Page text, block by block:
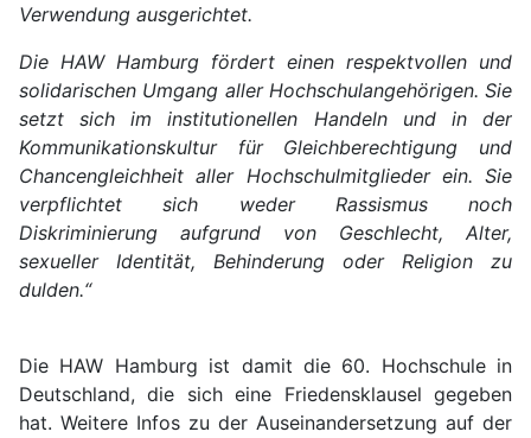
Verwendung ausgerichtet.
Die HAW Hamburg fördert einen respektvollen und
solidarischen Umgang aller Hochschulangehörigen. Sie
setzt sich im institutionellen Handeln und in der
Kommunikationskultur für Gleichberechtigung und
Chancengleichheit aller Hochschulmitglieder ein. Sie
verpflichtet sich weder Rassismus noch
Diskriminierung aufgrund von Geschlecht, Alter,
sexueller Identität, Behinderung oder Religion zu
dulden.“
Die HAW Hamburg ist damit die 60. Hochschule in
Deutschland, die sich eine Friedensklausel gegeben
hat. Weitere Infos zu der Auseinandersetzung auf der